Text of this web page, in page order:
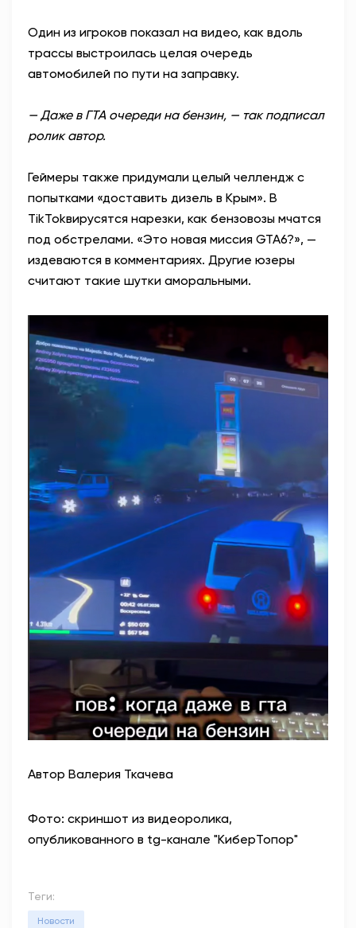
Один из игроков показал на видео, как вдоль
трассы выстроилась целая очередь
автомобилей по пути на заправку.
— Даже в ГТА очереди на бензин, — так подписал
ролик автор.
Геймеры также придумали целый челлендж с
попытками «доставить дизель в Крым». В
TikTokвирусятся нарезки, как бензовозы мчатся
под обстрелами. «Это новая миссия GTA6?», —
издеваются в комментариях. Другие юзеры
считают такие шутки аморальными.
Автор Валерия Ткачева
Фото: скриншот из видеоролика,
опубликованного в tg-канале "КиберТопор"
Теги:
Новости